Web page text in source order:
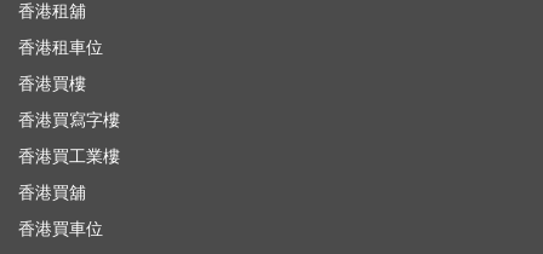
香港租舖
香港租車位
香港買樓
香港買寫字樓
香港買工業樓
香港買舖
香港買車位